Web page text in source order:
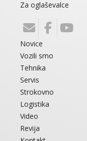
Za oglaševalce
Novice
Vozili smo
Tehnika
Servis
Strokovno
Logistika
Video
Revija